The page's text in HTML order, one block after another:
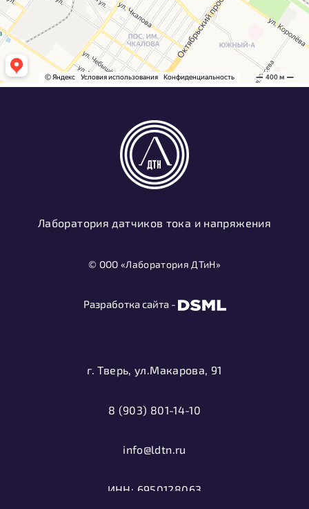
Лаборатория датчиков тока и напряжения
© ООО «Лаборатория ДТиН»
Разработка сайта -
г. Тверь, ул.Макарова, 91
8 (903) 801-14-10
info@ldtn.ru
ИНН: 6950128063